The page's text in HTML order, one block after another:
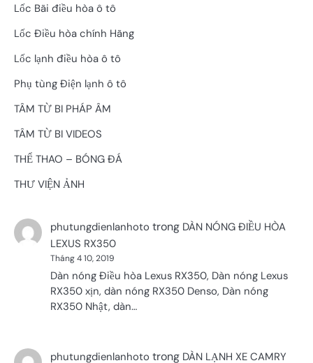
Lốc Bãi điều hòa ô tô
Lốc Điều hòa chính Hãng
Lốc lạnh điều hòa ô tô
Phụ tùng Điện lạnh ô tô
TÂM TỪ BI PHÁP ÂM
TÂM TỪ BI VIDEOS
THỂ THAO – BÓNG ĐÁ
THƯ VIỆN ẢNH
phutungdienlanhoto trong DÀN NÓNG ĐIỀU HÒA
LEXUS RX350
Tháng 4 10, 2019
Dàn nóng Điều hòa Lexus RX350, Dàn nóng Lexus
RX350 xịn, dàn nóng RX350 Denso, Dàn nóng
RX350 Nhật, dàn…
phutungdienlanhoto trong DÀN LẠNH XE CAMRY